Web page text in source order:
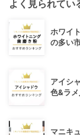
よく見られてい
ホワイ
の多い
アイシ
色&ラメ
マニキ